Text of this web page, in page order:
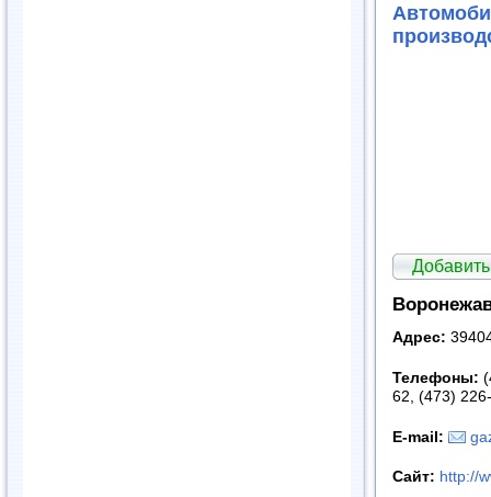
Адрес:
Телефоны:
62, (473)
E-mail:
Сайт: http://